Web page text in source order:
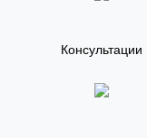
Консультации